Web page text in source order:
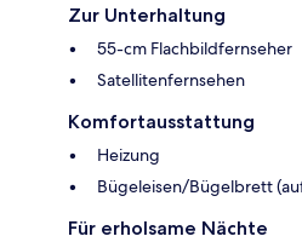
Zur Unterhaltung
55-cm Flachbildfernseher
Satellitenfernsehen
Komfortausstattung
Heizung
Bügeleisen/Bügelbrett
Für erholsame Nächte